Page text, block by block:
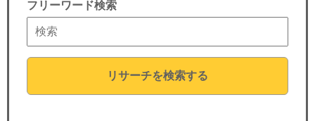
リサーチ
セミナー
フリーワード検索
リサーチを検索する